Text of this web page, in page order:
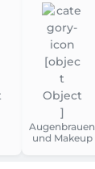
Augenbrauen
und Makeup